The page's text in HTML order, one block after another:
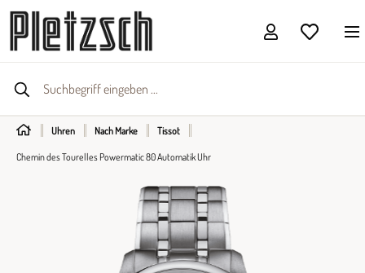
Uhren Nach Marke Tissot
Chemin des Tourelles Powermatic 80 Automatik Uhr